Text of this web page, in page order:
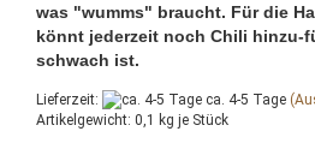
was "wumms" braucht. Für die
könnt jederzeit noch Chili hinzu-
schwach ist.
Lieferzeit: ca. 4-5 Tage
Artikelgewicht: 0,1 kg je Stück